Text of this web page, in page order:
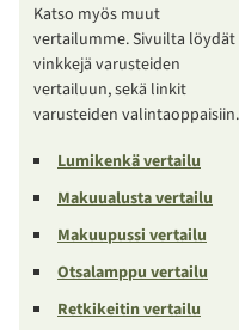
Katso myös muut
vertailumme. Sivuilta löydät
vinkkejä varusteiden
vertailuun, sekä linkit
varusteiden valintaoppaisiin.
Lumikenkä vertailu
Makuualusta vertailu
Makuupussi vertailu
Otsalamppu vertailu
Retkikeitin vertailu